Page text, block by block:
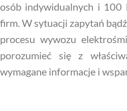
osób indywidualnych i 100
firm. W sytuacji zapytań
procesu wywozu
porozumieć się z
wymagane informacje i